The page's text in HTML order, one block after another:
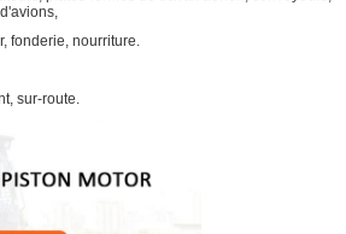
fonderie, nourriture.
sur-route.